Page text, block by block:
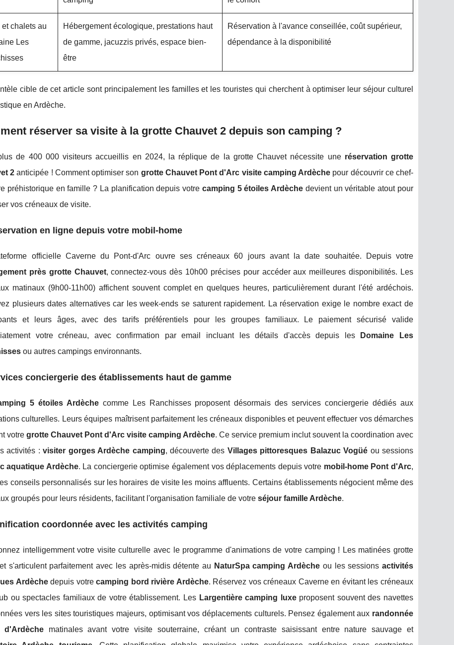
et chalets au
Les
Hébergement écologique, prestations haut
de gamme, jacuzzis privés, espace bien-
être
Réservation à l'avance conseillée, coût supérieur,
dépendance à la disponibilité
cible de cet article sont principalement les familles et les touristes qui cherchent à optimiser leur séjour culturel
en Ardèche.
réserver sa visite à la grotte Chauvet 2 depuis son camping ?
de 400 000 visiteurs accueillis en 2024, la réplique de la grotte Chauvet nécessite une réservation grotte
2 anticipée ! Comment optimiser son grotte Chauvet Pont d'Arc visite camping Ardèche pour découvrir ce chef-
préhistorique en famille ? La planification depuis votre camping 5 étoiles Ardèche devient un véritable atout pour
vos créneaux de visite.
en ligne depuis votre mobil-home
officielle Caverne du Pont-d'Arc ouvre ses créneaux 60 jours avant la date souhaitée. Depuis votre
près grotte Chauvet, connectez-vous dès 10h00 précises pour accéder aux meilleures disponibilités. Les
matinaux (9h00-11h00) affichent souvent complet en quelques heures, particulièrement durant l'été ardéchois.
plusieurs dates alternatives car les week-ends se saturent rapidement. La réservation exige le nombre exact de
et leurs âges, avec des tarifs préférentiels pour les groupes familiaux. Le paiement sécurisé valide
votre créneau, avec confirmation par email incluant les détails d'accès depuis les
Domaine Les
ou autres campings environnants.
conciergerie des établissements haut de gamme
5 étoiles Ardèchecomme Les Ranchisses proposent désormais des services conciergerie dédiés aux
culturelles. Leurs équipes maîtrisent parfaitement les créneaux disponibles et peuvent effectuer vos démarches
votre grotte Chauvet Pont d'Arc visite camping Ardèche. Ce service premium inclut souvent la coordination avec
activités :visiter gorges Ardèche camping, découverte des Villages pittoresques Balazuc Vogüé ou sessions
aquatique Ardèche. La conciergerie optimise également vos déplacements depuis votre mobil-home Pont d'Arc,
conseils personnalisés sur les horaires de visite les moins affluents. Certains établissements négocient même des
groupés pour leurs résidents, facilitant l'organisation familiale de votre séjour famille Ardèche.
coordonnée avec les activités camping
intelligemment votre visite culturelle avec le programme d'animations de votre camping ! Les matinées grotte
s'articulent parfaitement avec les après-midis détente au NaturSpa camping Ardèche ou les sessionsactivités
Ardèchedepuis votrecamping bord rivière Ardèche. Réservez vos créneaux Caverne en évitant les créneaux
ou spectacles familiaux de votre établissement. Les Largentière camping luxeproposent souvent des navettes
vers les sites touristiques majeurs, optimisant vos déplacements culturels. Pensez également aux randonnée
d'Ardèchematinales avant votre visite souterraine, créant un contraste saisissant entre nature sauvage et